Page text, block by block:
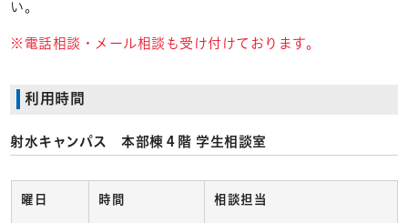
い。
※電話相談・メール相談も受け付けております。
利用時間
射水キャンパス 本部棟４階 学生相談室
曜日 時間 相談担当